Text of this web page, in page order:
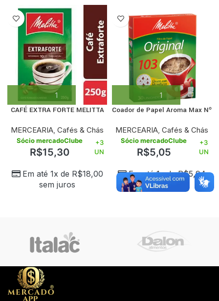
CAFÉ EXTRA FORTE MELITTA
MERCEARIA, Cafés & Chás
Sócio mercadoClube
R$15,30
+3
UN
Em até 1x de R$18,00
sem juros
Coador de Papel Aroma Max Nº
MERCEARIA, Cafés & Chás
Sócio mercadoClube
R$5,05
+3
UN
Em até 1x deR$5,94
sem juros